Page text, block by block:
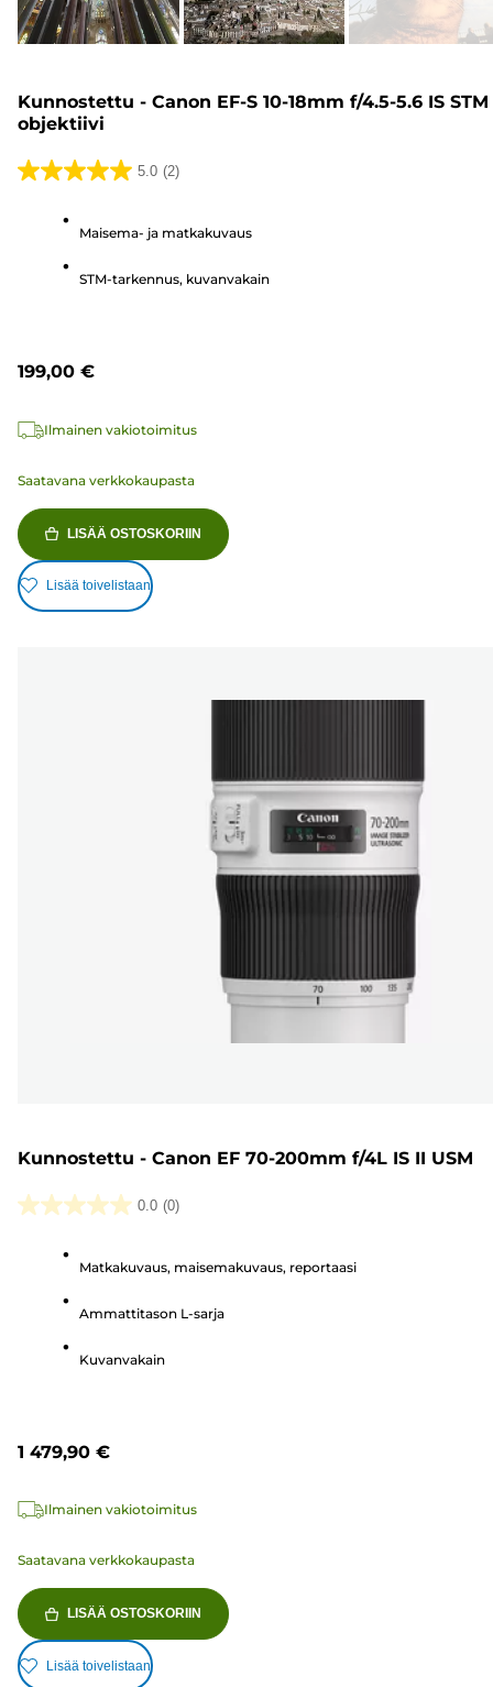
Kunnostettu - Canon EF-S 10-18mm f/4.5-5.6 IS STM
objektiivi
5.0 (2)
5.0/5
arvostelua
Maisema- ja matkakuvaus
STM-tarkennus, kuvanvakain
199,00 €
Ilmainen vakiotoimitus
Saatavana verkkokaupasta
LISÄÄ OSTOSKORIIN
Lisää toivelistaan
Kunnostettu - Canon EF 70-200mm f/4L IS II USM
0.0 (0)
0.0/5
Matkakuvaus, maisemakuvaus, reportaasi
Ammattitason L-sarja
Kuvanvakain
1 479,90 €
Ilmainen vakiotoimitus
Saatavana verkkokaupasta
LISÄÄ OSTOSKORIIN
Lisää toivelistaan